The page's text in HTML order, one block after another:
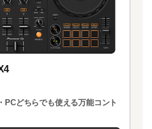
PCどちらでも使える万能コント